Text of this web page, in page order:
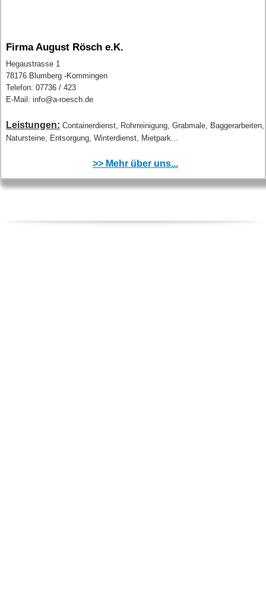
Firma August Rösch e.K.
Hegaustrasse 1
78176 Blumberg -Kommingen
Telefon: 07736 / 423
E-Mail: info@a-roesch.de
Leistungen: Containerdienst, Rohrreinigung, Grabmale, Baggerarbeiten,
Natursteine, Entsorgung, Winterdienst, Mietpark...
>> Mehr über uns...